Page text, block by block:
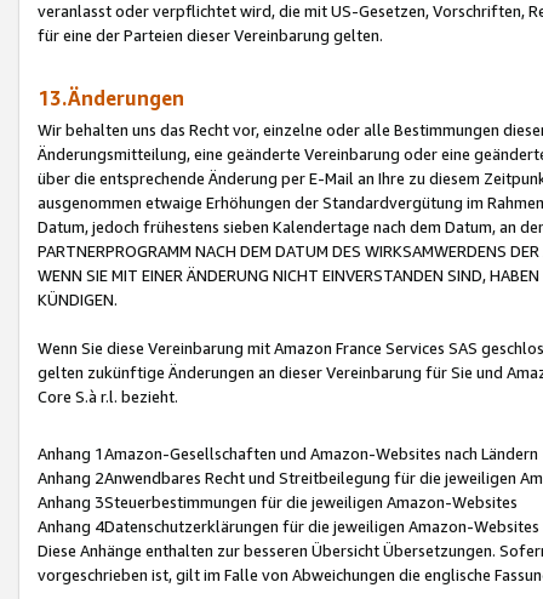
veranlasst oder verpflichtet wird, die mit US-Gesetzen, Vorschriften,
für eine der Parteien dieser Vereinbarung gelten.
13.Änderungen
Wir behalten uns das Recht vor, einzelne oder alle Bestimmungen
Änderungsmitteilung, eine geänderte Vereinbarung oder eine
über die entsprechende Änderung per E-Mail an Ihre zu diesem
ausgenommen etwaige Erhöhungen der Standardvergütung im
Datum, jedoch frühestens sieben Kalendertage nach dem Datum, an
PARTNERPROGRAMM NACH DEM DATUM DES WIRKSAMWERDENS
WENN SIE MIT EINER ÄNDERUNG NICHT EINVERSTANDEN SIND,
KÜNDIGEN.
Wenn Sie diese Vereinbarung mit Amazon France Services SAS
gelten zukünftige Änderungen an dieser Vereinbarung für Sie und
Core S.à r.l. bezieht.
Anhang 1Amazon-Gesellschaften und Amazon-Websites nach Ländern
Anhang 2Anwendbares Recht und Streitbeilegung für die jeweiligen
Anhang 3Steuerbestimmungen für die jeweiligen Amazon-Websites
Anhang 4Datenschutzerklärungen für die jeweiligen Amazon-Websites
Diese Anhänge enthalten zur besseren Übersicht Übersetzungen.
vorgeschrieben ist, gilt im Falle von Abweichungen die englische